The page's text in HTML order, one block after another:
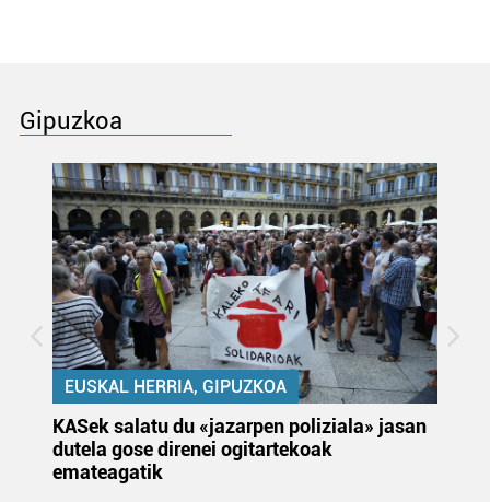
Gipuzkoa
EUSKAL HERRIA, GIPUZKOA
KASek salatu du «jazarpen poliziala» jasan
dutela gose direnei ogitartekoak
emateagatik